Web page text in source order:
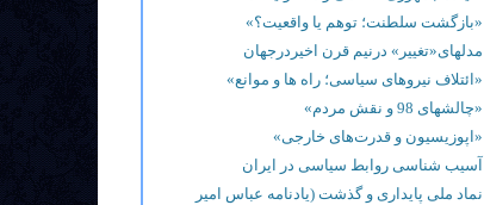
«بازگشت سلطنت؛ توهم یا واقعیت؟»
مدلهای«تغییر» درنیم قرن اخیردرجهان
«ائتلاف نیروهای سیاسی؛ راه ها و موانع»
«چالشهای 98 و نقش مردم»
«اپوزیسیون و قدرت‌های خارجی»
آسیب شناسی روابط سیاسی در ایران
نماد ملی پایداری و گذشت (یادنامه عباس امیر